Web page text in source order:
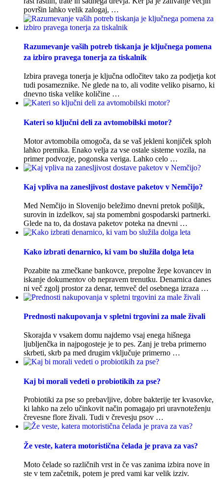
površin lahko velik zalogaj, …
Razumevanje vaših potreb tiskanja je ključnega pomena
za izbiro pravega tonerja za tiskalnik
Izbira pravega tonerja je ključna odločitev tako za podjetja kot
tudi posameznike. Ne glede na to, ali vodite veliko pisarno, ki
dnevno tiska velike količine …
Kateri so ključni deli za avtomobilski motor?
Motor avtomobila omogoča, da se vaš jekleni konjiček sploh
lahko premika. Enako velja za vse ostale sisteme vozila, na
primer podvozje, pogonska veriga. Lahko celo …
Kaj vpliva na zanesljivost dostave paketov v Nemčijo?
Med Nemčijo in Slovenijo beležimo dnevni pretok pošiljk,
surovin in izdelkov, saj sta pomembni gospodarski partnerki.
Glede na to, da dostava paketov poteka na dnevni …
Kako izbrati denarnico, ki vam bo služila dolga leta
Pozabite na zmečkane bankovce, prepolne žepe kovancev in
iskanje dokumentov ob nepravem trenutku. Denarnica danes
ni več zgolj prostor za denar, temveč del osebnega izraza …
Prednosti nakupovanja v spletni trgovini za male živali
Skorajda v vsakem domu najdemo vsaj enega hišnega
ljubljenčka in najpogosteje je to pes. Zanj je treba primerno
skrbeti, skrb pa med drugim vključuje primerno …
Kaj bi morali vedeti o probiotikih za pse?
Probiotiki za pse so prebavljive, dobre bakterije ter kvasovke,
ki lahko na zelo učinkovit način pomagajo pri uravnoteženju
črevesne flore živali. Tudi v črevesju psov …
Že veste, katera motoristična čelada je prava za vas?
Moto čelade so različnih vrst in če vas zanima izbira nove in
ste v tem začetnik, potem je pred vami kar velik izziv.